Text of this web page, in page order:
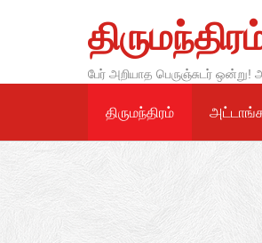
பேர் அறியாத பெருஞ்சுடர்
திருமந்திரம்